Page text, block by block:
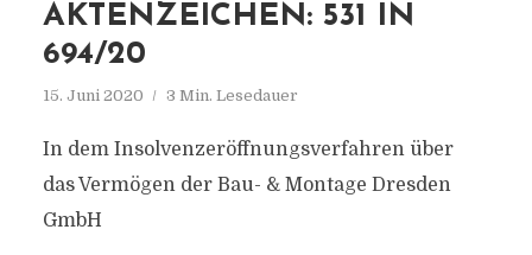
AKTENZEICHEN: 531 IN
694/20
15. Juni 2020 3 Min. Lesedauer
In dem Insolvenzeröffnungsverfahren über
das Vermögen der Bau- & Montage Dresden
GmbH